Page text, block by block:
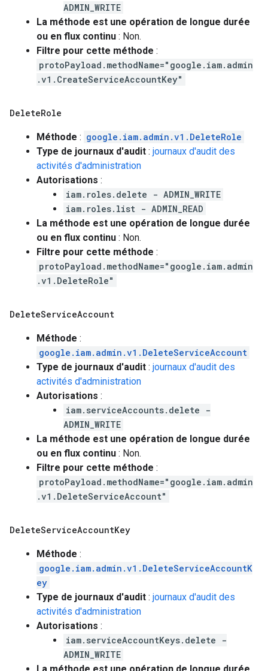
ADMIN_WRITE
La méthode est une opération de longue durée
ou en flux continu : Non.
Filtre pour cette méthode :
protoPayload.methodName="google.iam.admin
.v1.CreateServiceAccountKey"
DeleteRole
Méthode : google.iam.admin.v1.DeleteRole
Type de journaux d'audit : journaux d'audit des
activités d'administration
Autorisations :
iam.roles.delete - ADMIN_WRITE
iam.roles.list - ADMIN_READ
La méthode est une opération de longue durée
ou en flux continu : Non.
Filtre pour cette méthode :
protoPayload.methodName="google.iam.admin
.v1.DeleteRole"
DeleteServiceAccount
Méthode :
google.iam.admin.v1.DeleteServiceAccount
Type de journaux d'audit : journaux d'audit des
activités d'administration
Autorisations :
iam.serviceAccounts.delete -
ADMIN_WRITE
La méthode est une opération de longue durée
ou en flux continu : Non.
Filtre pour cette méthode :
protoPayload.methodName="google.iam.admin
.v1.DeleteServiceAccount"
DeleteServiceAccountKey
Méthode :
google.iam.admin.v1.DeleteServiceAccountK
ey
Type de journaux d'audit : journaux d'audit des
activités d'administration
Autorisations :
iam.serviceAccountKeys.delete -
ADMIN_WRITE